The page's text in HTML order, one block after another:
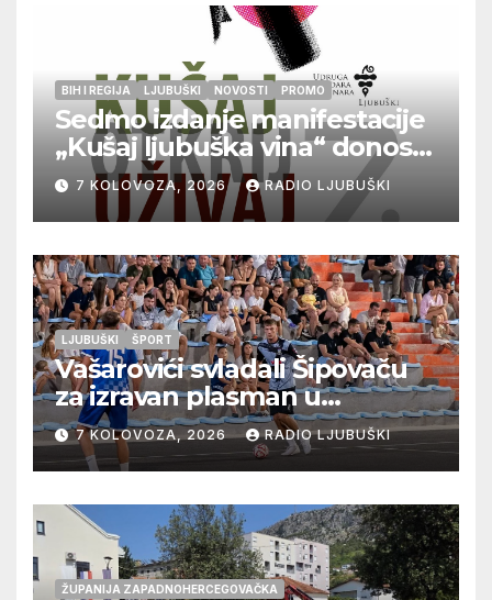
BIH I REGIJA LJUBUŠKI NOVOSTI PROMO
Sedmo izdanje manifestacije
„Kušaj ljubuška vina“ donosi
vrhunska vina, gastronomiju i
glazbu
7 KOLOVOZA, 2026 RADIO LJUBUŠKI
LJUBUŠKI ŠPORT
Vašarovići svladali Šipovaču
za izravan plasman u
četvrtfinale, Grab izborio
prolazak dalje, Klobuk ispao,
večeras počinje četvrtfinale
juniora
7 KOLOVOZA, 2026 RADIO LJUBUŠKI
ŽUPANIJA ZAPADNOHERCEGOVAČKA